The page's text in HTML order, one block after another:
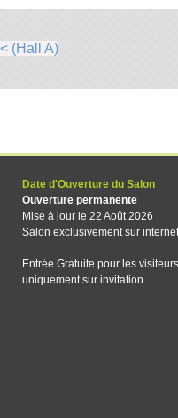
(Hall A)
Date d'Ouverture du Salon
Ouverture permanente
Mise à jour le 22 Août 2026
Salon exclusivement sur internet
Entrée Gratuite pour les visiteurs
uniquement sur invitation.